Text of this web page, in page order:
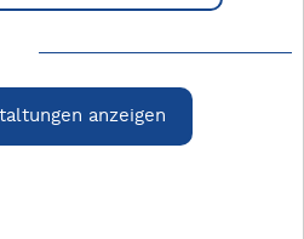
anzeigen